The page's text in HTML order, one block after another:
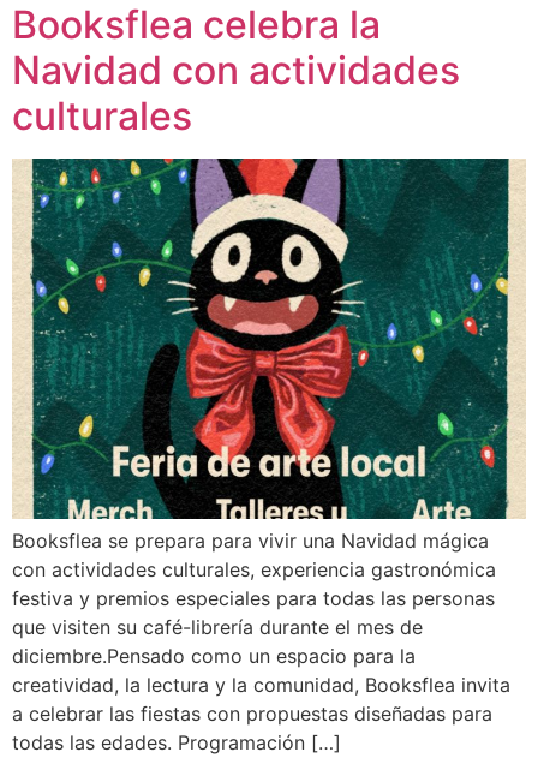
Booksflea celebra la
Navidad con actividades
culturales
Booksflea se prepara para vivir una Navidad mágica
con actividades culturales, experiencia gastronómica
festiva y premios especiales para todas las personas
que visiten su café-librería durante el mes de
diciembre.Pensado como un espacio para la
creatividad, la lectura y la comunidad, Booksflea invita
a celebrar las fiestas con propuestas diseñadas para
todas las edades. Programación […]